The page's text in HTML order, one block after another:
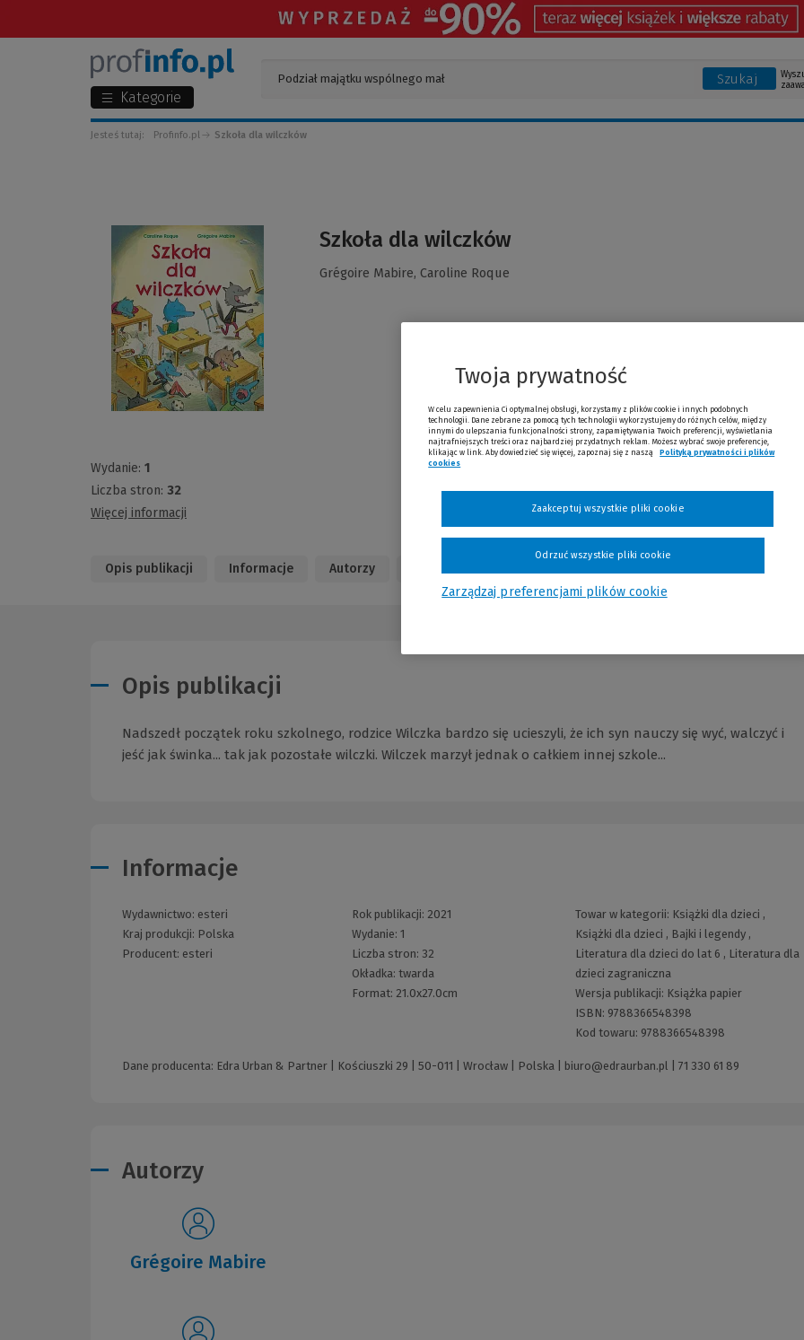
Kategorie
Szukaj
Jesteś tutaj: Profinfo.pl Szkoła dla wilczków
Wydanie: 1
Liczba stron: 32
Więcej informacji
Szkoła dla wilczków
Grégoire Mabire, Caroline Roque
Opis publikacji Informacje Autorzy
Opis publikacji
Nadszedł początek roku szkolnego, rodzice Wilczka bardzo się ucieszyli, że ich syn nauczy się wyć, walczyć i
jeść jak świnka... tak jak pozostałe wilczki. Wilczek marzył jednak o całkiem innej szkole...
Informacje
Wydawnictwo: esteri
Kraj produkcji: Polska
Producent: esteri
Rok publikacji: 2021
Wydanie: 1
Liczba stron: 32
Okładka: twarda
Format: 21.0x27.0cm
Towar w kategorii: Książki dla dzieci ,
Książki dla dzieci , Bajki i legendy,
Literatura dla dzieci do lat 6 , Literatura dla
dzieci zagraniczna
Wersja publikacji: Książka papier
ISBN: 9788366548398
Kod towaru: 9788366548398
Dane producenta: Edra Urban & Partner | Kościuszki 29 | 50-011 | Wrocław | Polska | biuro@edraurban.pl 71 330 61 89
Autorzy
Grégoire Mabire
Twoja prywatność
W celu zapewnienia Ci optymalnej obsługi, korzystamy z plików cookie i innych podobnych
technologii. Dane zebrane za pomocą tych technologii wykorzystujemy do różnych celów, między
innymi do ulepszania funkcjonalności strony, zapamiętywania Twoich preferencji, wyświetlania
najtrafniejszych treści oraz najbardziej przydatnych reklam. Możesz wybrać swoje preferencje,
klikając w link. Aby dowiedzieć się więcej, zapoznaj się z naszą
Polityką prywatności i plików
cookies
Zarządzaj preferencjami plików cookie
Odrzuć wszystkie pliki cookie
Zaakceptuj wszystkie pliki cookie